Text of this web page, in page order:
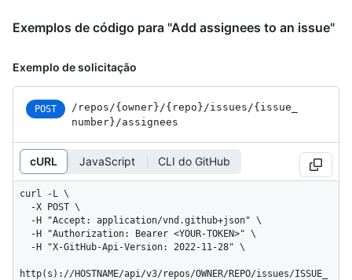
Exemplos de código para "Add assignees to an issue"
Exemplo de solicitação
POST /repos /{owner} /{repo} /issues /{issue_
number} /assignees
cURL JavaScript CLI do GitHub
curl -L \
http(s)://HOSTNAME/api/v3/repos/OWNER/REPO/issues/ISSUE_